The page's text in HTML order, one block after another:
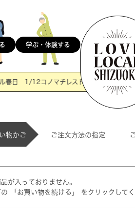
学ぶ・体験する
1/12コノマチレストラン＠マウロ
物かご ご注文方法の指定
が入っておりません。
「お買い物を続ける」 をクリックしてく